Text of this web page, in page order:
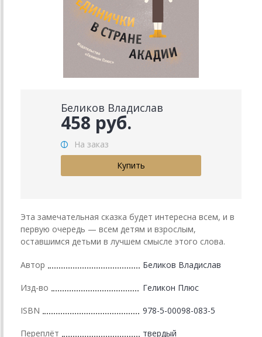
Беликов Владислав
458 руб.
На заказ
Эта замечательная сказка будет интересна всем, и в
первую очередь — всем детям и взрослым,
оставшимся детьми в лучшем смысле этого слова.
Автор Беликов Владислав
Изд-во Геликон Плюс
ISBN 978-5-00098-083-5
Переплёт твердый